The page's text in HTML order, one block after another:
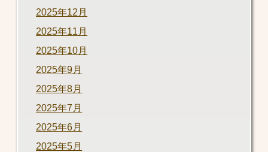
2025年12月
2025年11月
2025年10月
2025年9月
2025年8月
2025年7月
2025年6月
2025年5月